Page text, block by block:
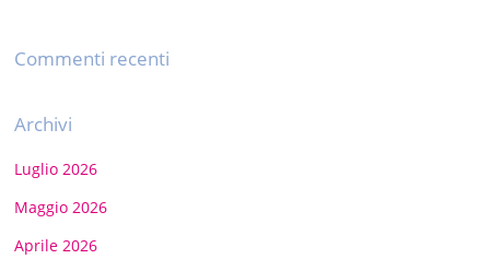
Commenti recenti
Archivi
Luglio 2026
Maggio 2026
Aprile 2026